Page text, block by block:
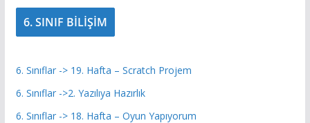
6. SINIF BİLİŞİM
6. Sınıflar -> 19. Hafta – Scratch Projem
6. Sınıflar ->2. Yazılıya Hazırlık
6. Sınıflar -> 18. Hafta – Oyun Yapıyorum